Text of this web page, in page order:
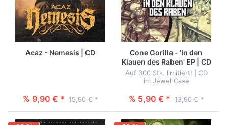
Acaz - Nemesis | CD
% 9,90 € * 15,90 € *
Cone Gorilla - 'In den
Klauen des Raben' EP | CD
Auf 300 Stk. limitiert! | CD
im Jewel Case
% 5,90 € * 13,90 € *